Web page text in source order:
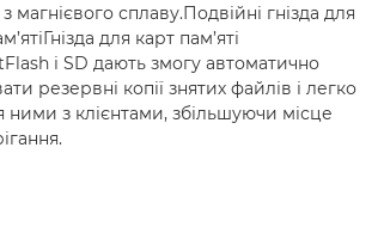
магнієвого сплаву.Подвійні гнізда для
для карт пам’яті
і SD дають змогу автоматично
резервні копії знятих файлів і легко
ними з клієнтами, збільшуючи місце